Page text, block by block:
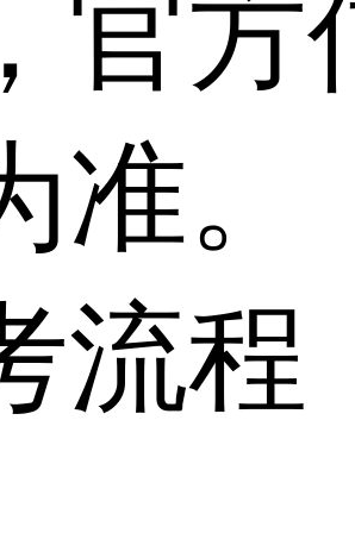
官方
准。
流程